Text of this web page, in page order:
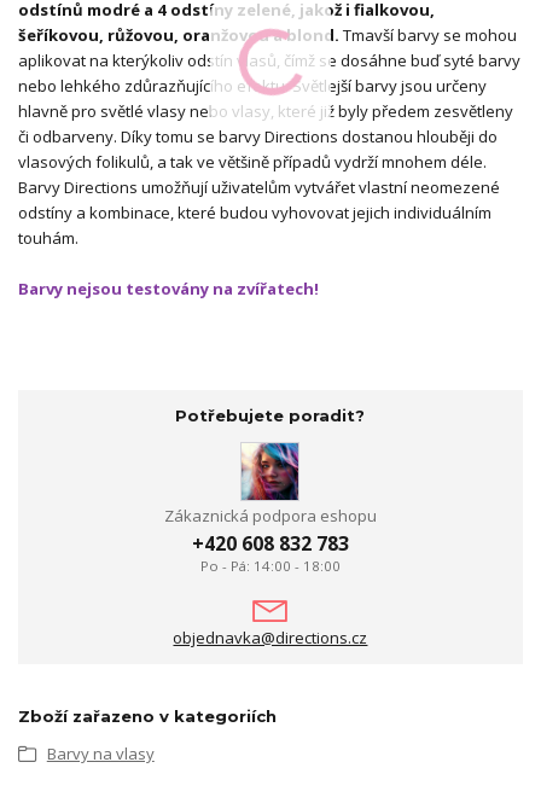
odstínů modré a 4 odstíny zelené, jakož i fialkovou,
šeříkovou, růžovou, oranžovou a blond. Tmavší barvy se mohou
aplikovat na kterýkoliv odstín vlasů, čímž se dosáhne buď syté barvy
nebo lehkého zdůrazňujícího efektu. Světlejší barvy jsou určeny
hlavně pro světlé vlasy nebo vlasy, které již byly předem zesvětleny
či odbarveny. Díky tomu se barvy Directions dostanou hlouběji do
vlasových folikulů, a tak ve většině případů vydrží mnohem déle.
Barvy Directions umožňují uživatelům vytvářet vlastní neomezené
odstíny a kombinace, které budou vyhovovat jejich individuálním
touhám.
Barvy nejsou testovány na zvířatech!
Potřebujete poradit?
Zákaznická podpora eshopu
+420 608 832 783
Po - Pá: 14:00 - 18:00
objednavka@directions.cz
Zboží zařazeno v kategoriích
Barvy na vlasy